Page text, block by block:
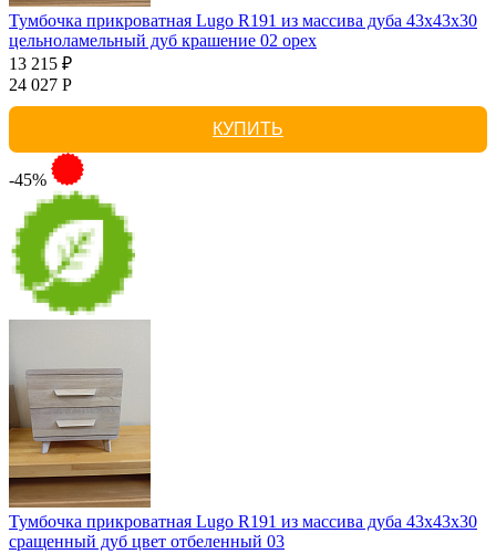
Тумбочка прикроватная Lugo R191 из массива дуба 43х43х30
цельноламельный дуб крашение 02 орех
13 215 ₽
24 027 Р
КУПИТЬ
-45%
Тумбочка прикроватная Lugo R191 из массива дуба 43х43х30
сращенный дуб цвет отбеленный 03